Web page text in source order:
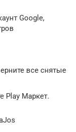
Google,
все снятые
Play Маркет.